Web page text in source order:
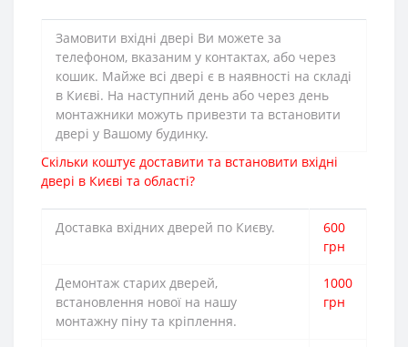
Замовити вхідні двері Ви можете за
телефоном, вказаним у контактах, або через
кошик. Майже всі двері є в наявності на складі
в Києві. На наступний день або через день
монтажники можуть привезти та встановити
двері у Вашому будинку.
Скільки коштує доставити та встановити вхідні
двері в Києві та області?
Доставка вхідних дверей по Києву.
600
грн
Демонтаж старих дверей,
встановлення нової на нашу
монтажну піну та кріплення.
1000
грн